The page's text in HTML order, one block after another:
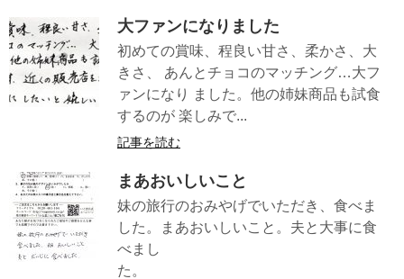
大ファンになりました
初めての賞味、程良い甘さ、柔かさ、大
きさ、 あんとチョコのマッチング…大フ
ァンになり ました。他の姉妹商品も試食
するのが 楽しみで...
記事を読む
まあおいしいこと
妹の旅行のおみやげでいただき、食べま
した。まあおいしいこと。夫と大事に食
べまし
た。